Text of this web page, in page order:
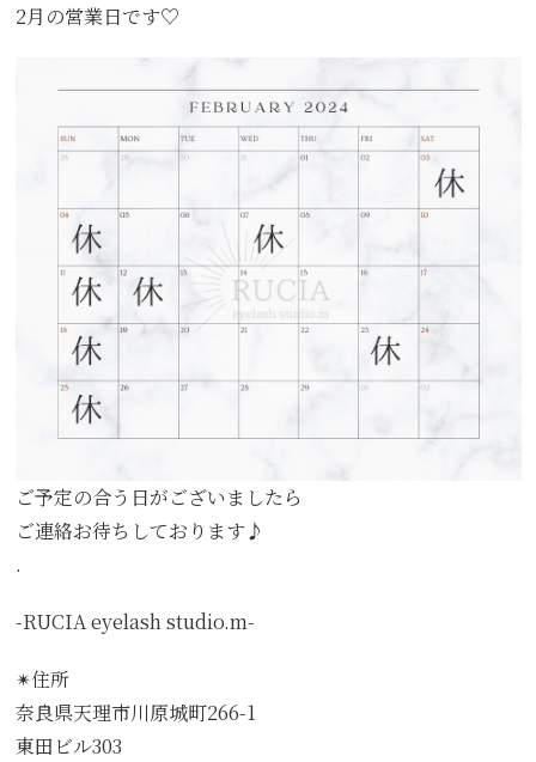
2月の営業日です♡
ご予定の合う日がございましたら
ご連絡お待ちしております♪
.
-RUCIA eyelash studio.m-
✴︎住所
奈良県天理市川原城町266-1
東田ビル303